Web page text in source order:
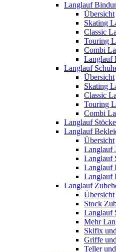
Langlauf
Übersicht
Skating
Classic
Touring
Combi
Langlauf
Langlauf
Übersicht
Skating
Classic
Touring
Combi
Langlauf Stöcke
Langlauf
Übersicht
Langlauf
Langlauf
Langlauf
Langlauf
Langlauf
Übersicht
Stock
Langlauf
Mehr
Skifix
Griffe
Teller